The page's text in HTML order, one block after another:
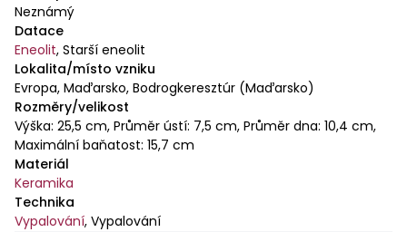
Neznámý
Datace
Eneolit, Starší eneolit
Lokalita/místo vzniku
Evropa, Maďarsko, Bodrogkeresztúr (Maďarsko)
Rozměry/velikost
Výška: 25,5 cm, Průměr ústí: 7,5 cm, Průměr dna: 10,4 cm,
Maximální baňatost: 15,7 cm
Materiál
Keramika
Technika
Vypalování, Vypalování